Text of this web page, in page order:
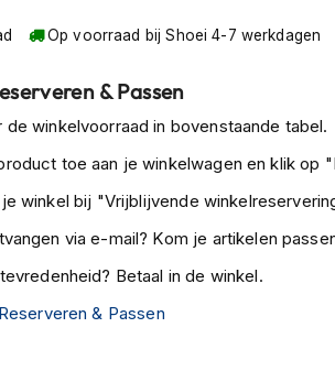
Op voorraad bij Shoei 4-7 werkdagen
& Passen
de winkelvoorraad in bovenstaande tabel.
toe aan je winkelwagen en klik op
winkel bij "Vrijblijvende
via e-mail? Kom je artikelen
Betaal in de winkel.
& Passen